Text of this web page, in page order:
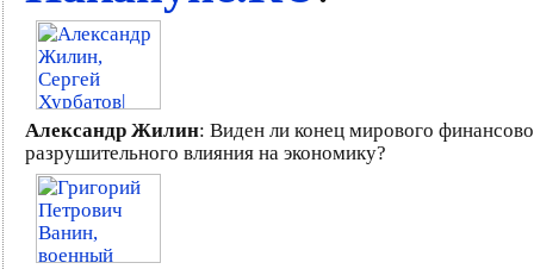
Александр Жилин: Виден ли конец мирового
разрушительного влияния на экономику?